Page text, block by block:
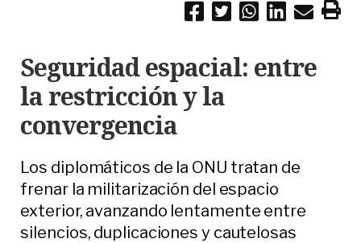
Seguridad espacial: entre
la restricción y la
convergencia
Los diplomáticos de la ONU tratan de
frenar la militarización del espacio
exterior, avanzando lentamente entre
silencios, duplicaciones y cautelosas